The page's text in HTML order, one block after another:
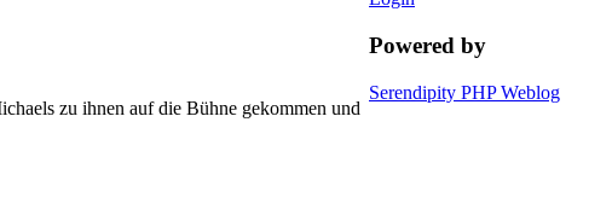
zu ihnen auf die Bühne gekommen und
Powered by
Serendipity PHP Weblog